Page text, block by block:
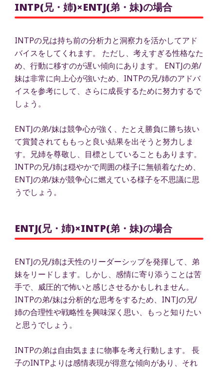
INTP(兄・姉)×ENTJ(弟・妹)の場合
INTPの兄は持ち前の分析力と洞察力を活かしてアド
バイスをしてくれます。 ただし、考えすぎる性格なた
め、行動に移すのが遅い傾向にあります。 ENTJの弟/
妹は非常に向上心が強いため、INTPの兄/姉のアドバ
イスを参考にして、さらに成長するために努力するで
しょう。
ENTJの弟/妹は競争心が強く、たとえ勝負に勝ち抜い
て賞賛されてももっと良い結果を出そうと努力しま
す。兄姉を尊敬し、目標としていることもあります。
INTPの兄/姉は穏やかで周囲の様子に無頓着なため、
ENTJの弟/妹が競争心に燃えている様子を不思議に思
うでしょう。
ENTJ(兄・姉)×INTP(弟・妹)の場合
ENTJの兄/姉は天性のリーダーシップを発揮して、弟
妹をリードします。しかし、感情に寄り添うことは苦
手で、威圧的で怖いと感じさせるかもしれません。
INTPの弟/妹は分析的な思考をするため、INTJの兄/
姉の合理性や戦略性を興味深く思い、もっと知りたい
と思うでしょう。
INTPの弟は自由気ままに物事を考え行動します。 長
子のINTPよりは感情表現が得意な傾向があり、それ